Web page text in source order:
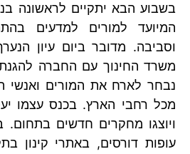
בשבוע הבא יתקיים לראשונה
המיועד למורים למדעים
וסביבה. מדובר ביום עיון
משרד החינוך עם החברה
נבחר לארח את המורים ואנשי
מכל רחבי הארץ. בכנס עצמו
ויוצגו מחקרים חדשים בתחום.
עופות דורסים, באתרי קינון